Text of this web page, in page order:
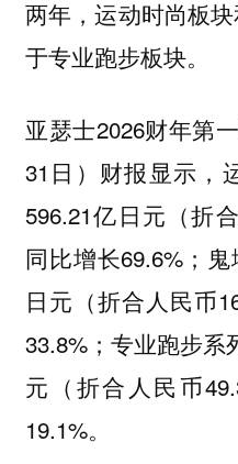
两年，运动时尚板
于专业跑步板块。
亚瑟士2026财年第
31日）财报显示，
596.21亿日元（折
同比增长69.6%；
日元（折合人民币
33.8%；专业跑步系
元（折合人民币
19.1%。